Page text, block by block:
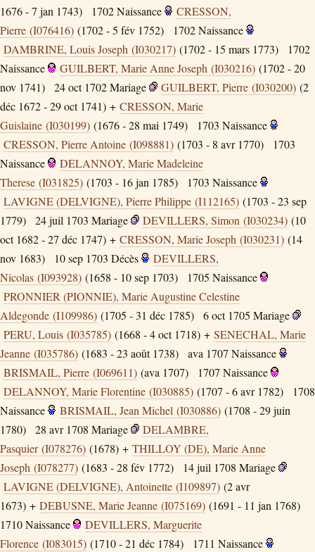
1676 - 7 jan 1743)
1702Naissance
CRESSON,
Pierre (I076416) (1702 - 5 fév 1752) 1702Naissance
DAMBRINE, Louis Joseph (I030217) (1702 - 15 mars 1773)
1702
Naissance
GUILBERT, Marie Anne Joseph (I030216) (1702 - 20
nov 1741)
24 oct 1702Mariage GUILBERT, Pierre (I030200) (2
déc 1672 - 29 oct 1741) + CRESSON, Marie
Guislaine (I030199) (1676 - 28 mai 1749) 1703 Naissance
CRESSON, Pierre Antoine (I098881) (1703 - 8 avr 1770)
1703
Naissance
DELANNOY, Marie Madeleine
Therese (I031825) (1703 - 16 jan 1785) 1703 Naissance
LAVIGNE (DELVIGNE), Pierre Philippe (I112165) (1703 - 23 sep
1779)
24 juil 1703 Mariage DEVILLERS, Simon (I030234) (10
oct 1682 - 27 déc 1747) + CRESSON, Marie Joseph (I030231) (14
nov 1683)
10 sep 1703 Décès
DEVILLERS,
Nicolas (I093928) (1658 - 10 sep 1703) 1705 Naissance
PRONNIER (PIONNIE), Marie Augustine Celestine
Aldegonde (I109986) (1705 - 31 déc 1785) 6 oct 1705 Mariage
PERU, Louis (I035785) (1668 - 4 oct 1718) + SENECHAL, Marie
Jeanne (I035786) (1683 - 23 août 1738) ava 1707 Naissance
BRISMAIL, Pierre (I069611) (ava 1707) 1707 Naissance
DELANNOY, Marie Florentine (I030885) (1707 - 6 avr 1782)
1708
Naissance
BRISMAIL, Jean Michel (I030886) (1708 - 29 juin
1780)
28 avr 1708 Mariage
DELAMBRE,
Pasquier (I078276) (1678) + THILLOY (DE), Marie Anne
Joseph (I078277) (1683 - 28 fév 1772) 14 juil 1708 Mariage
LAVIGNE (DELVIGNE), Antoinette (I109897) (2 avr
1673) + DEBUSNE, Marie Jeanne (I075169) (1691 - 11 jan 1768)
1710Naissance
DEVILLERS, Marguerite
Florence (I083015) (1710 - 21 déc 1784) 1711 Naissance